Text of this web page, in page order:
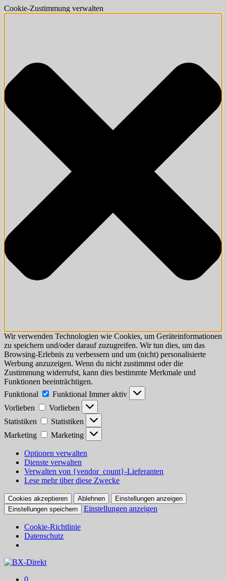
Cookie-Zustimmung verwalten
Wir verwenden Technologien wie Cookies, um Geräteinformationen
zu speichern und/oder darauf zuzugreifen. Wir tun dies, um das
Browsing-Erlebnis zu verbessern und um (nicht) personalisierte
Werbung anzuzeigen. Wenn du nicht zustimmst oder die
Zustimmung widerrufst, kann dies bestimmte Merkmale und
Funktionen beeinträchtigen.
Funktional
Funktional Immer aktiv
Vorlieben
Vorlieben
Statistiken
Statistiken
Marketing
Marketing
Optionen verwalten
Dienste verwalten
Verwalten von {vendor_count}-Lieferanten
Lese mehr über diese Zwecke
Cookies akzeptieren Ablehnen
Einstellungen anzeigen
Einstellungen speichern
Einstellungen anzeigen
Cookie-Richtlinie
Datenschutz